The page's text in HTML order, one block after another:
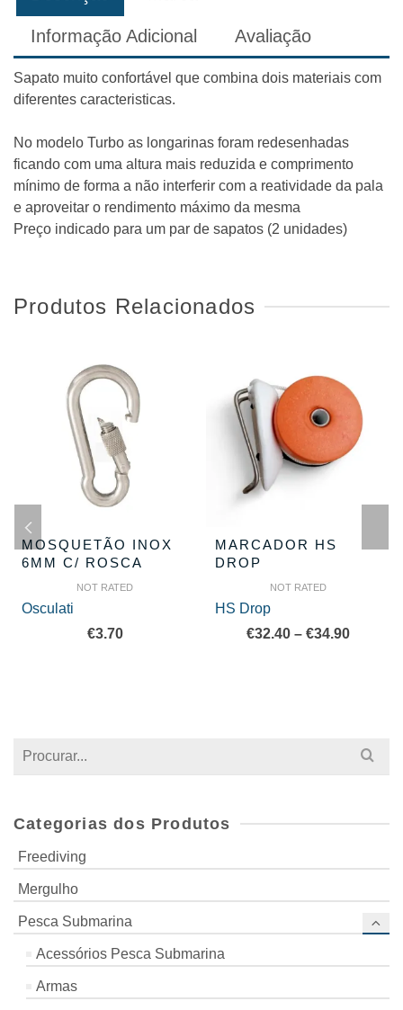
Informação Adicional Avaliação
Sapato muito confortável que combina dois materiais com
diferentes caracteristicas.
No modelo Turbo as longarinas foram redesenhadas
ficando com uma altura mais reduzida e comprimento
mínimo de forma a não interferir com a reatividade da pala
e aproveitar o rendimento máximo da mesma
Preço indicado para um par de sapatos (2 unidades)
Produtos Relacionados
MOSQUETÃO INOX
6MM C/ ROSCA
NOT RATED
Osculati
€3.70
MARCADOR HS
DROP
NOT RATED
HS Drop
€32.40 – €34.90Price
Search
Categorias dos Produtos
Freediving
Mergulho
Pesca Submarina
Acessórios Pesca Submarina
Armas